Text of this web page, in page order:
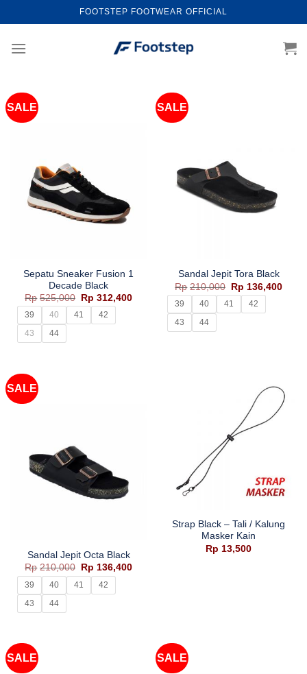
to
content
FOOTSTEP FOOTWEAR OFFICIAL
SALE
Sepatu Sneaker Fusion 1
Decade Black
Rp 525,000
Harga
aslinya
adalah:
Rp525,000.
Rp 312,400Harga
Rp312,400.
39 40 41
42
43
44
SALE
Sandal Jepit Tora Black
Rp 210,000
Harga
aslinya
adalah:
Rp210,000.
Rp 136,400
39 40 41
42
43
44
SALE
Sandal Jepit Octa Black
Rp 210,000
Harga
aslinya
adalah:
Rp210,000.
Rp 136,400Harga
39 40 41
42
43
44
Strap Black – Tali / Kalung
Masker Kain
Rp 13,500
SALE SALE